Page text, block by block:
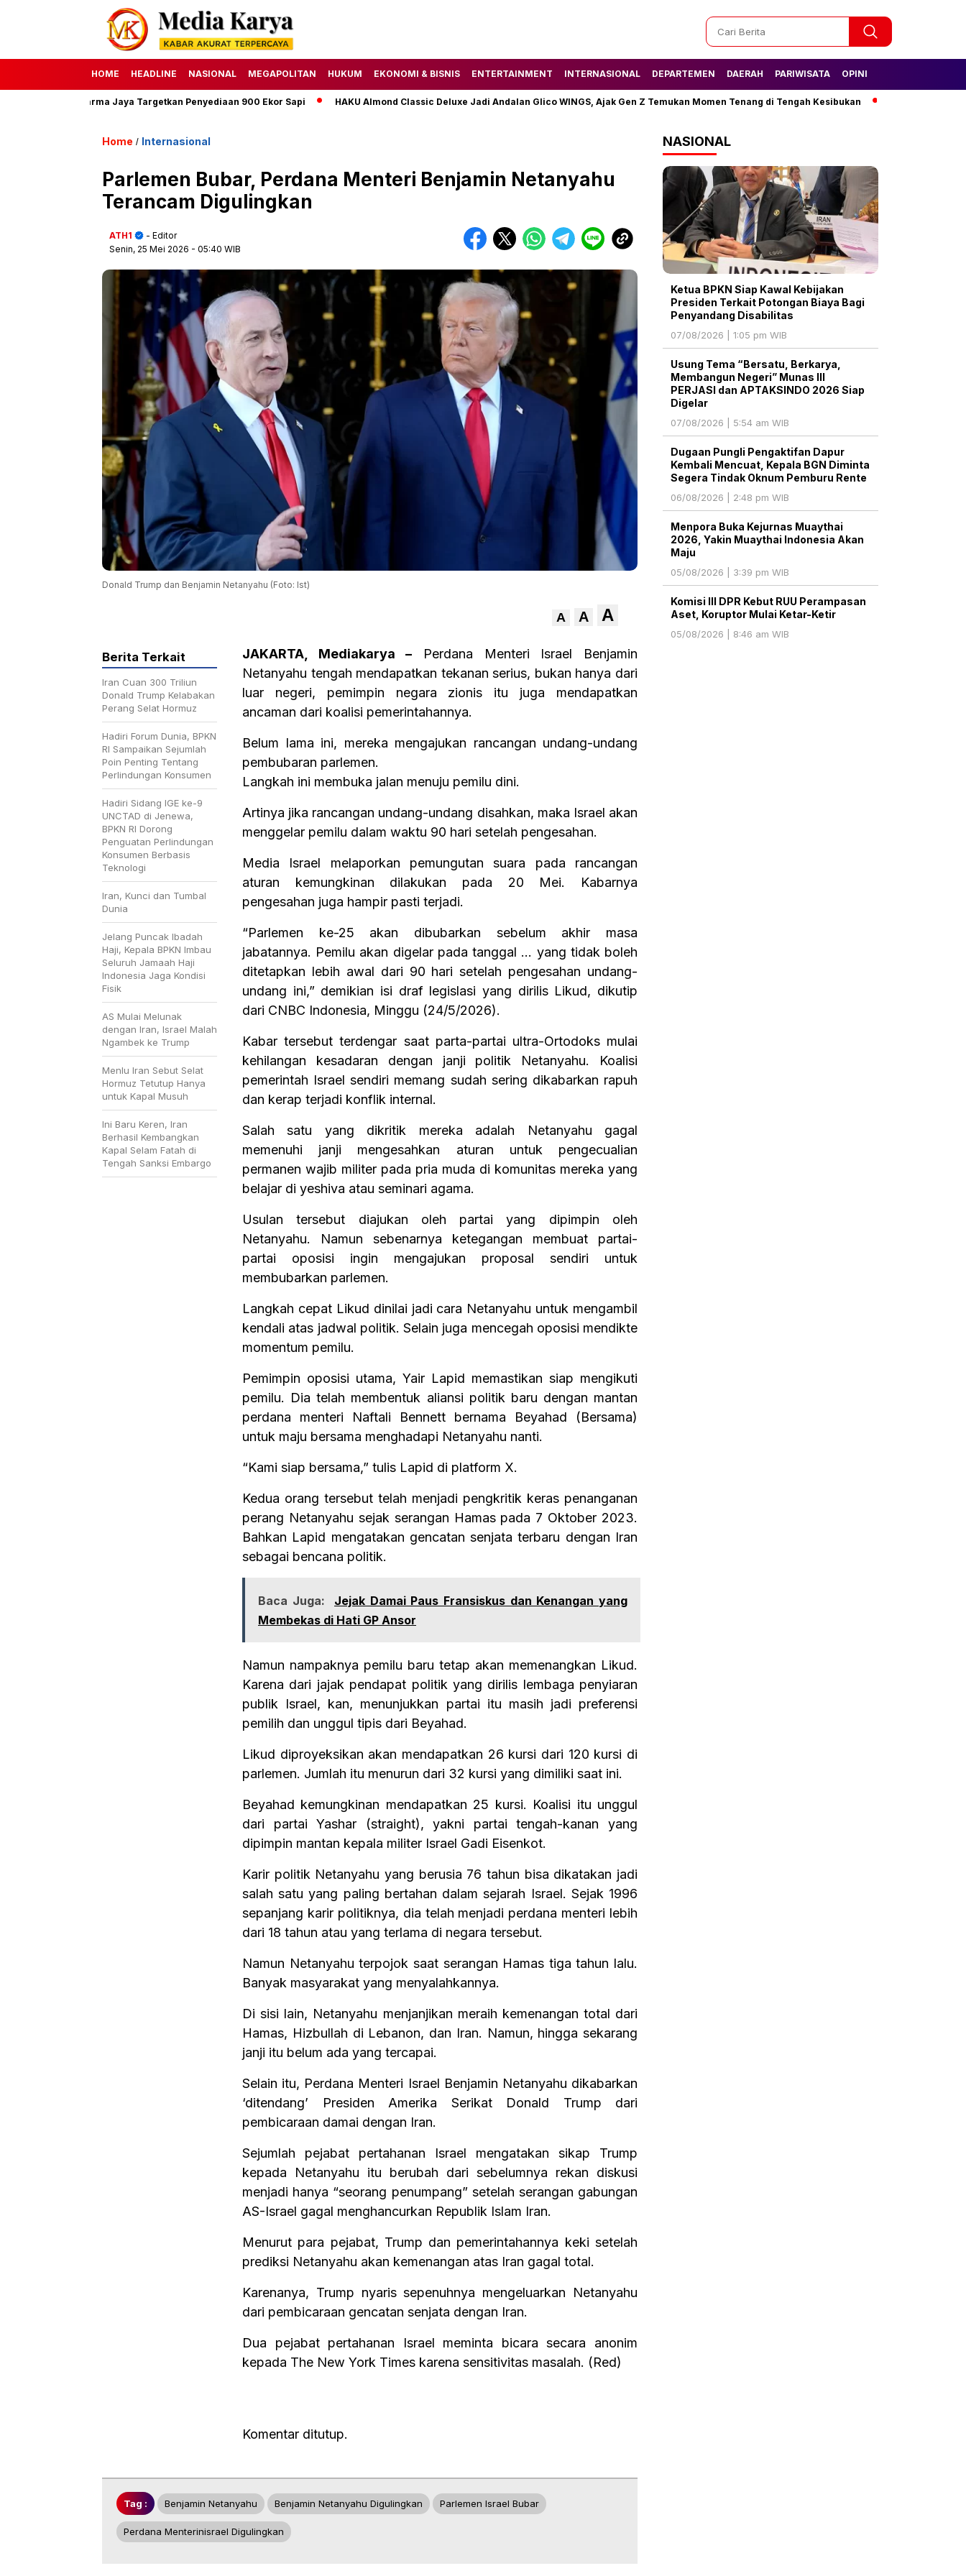
HOME HEADLINE NASIONAL MEGAPOLITAN HUKUM EKONOMI & BISNIS ENTERTAINMENT INTERNASIONAL DEPARTEMEN DAERAH PARIWISATA OPINI
Dharma Jaya Targetkan Penyediaan 900 Ekor Sapi HAKU Almond Classic Deluxe Jadi Andalan Glico WINGS, Ajak Gen Z Temukan Momen Tenang di Tengah Kesibukan Tak Lagi Kesulitan Air,
Home / Internasional
Parlemen Bubar, Perdana Menteri Benjamin Netanyahu
Terancam Digulingkan
ATH1
- Editor
Senin, 25 Mei 2026 - 05:40 WIB
Donald Trump dan Benjamin Netanyahu (Foto: Ist)
A A A
JAKARTA, Mediakarya – Perdana Menteri Israel Benjamin
Netanyahu tengah mendapatkan tekanan serius, bukan hanya dari
luar negeri, pemimpin negara zionis itu juga mendapatkan
ancaman dari koalisi pemerintahannya.
Belum lama ini, mereka mengajukan rancangan undang-undang
pembubaran parlemen.
Langkah ini membuka jalan menuju pemilu dini.
Artinya jika rancangan undang-undang disahkan, maka Israel akan
menggelar pemilu dalam waktu 90 hari setelah pengesahan.
Media Israel melaporkan pemungutan suara pada rancangan
aturan kemungkinan dilakukan pada 20 Mei. Kabarnya
pengesahan juga hampir pasti terjadi.
“Parlemen ke-25 akan dibubarkan sebelum akhir masa
jabatannya. Pemilu akan digelar pada tanggal … yang tidak boleh
ditetapkan lebih awal dari 90 hari setelah pengesahan undang-
undang ini,” demikian isi draf legislasi yang dirilis Likud, dikutip
dari CNBC Indonesia, Minggu (24/5/2026).
Kabar tersebut terdengar saat parta-partai ultra-Ortodoks mulai
kehilangan kesadaran dengan janji politik Netanyahu. Koalisi
pemerintah Israel sendiri memang sudah sering dikabarkan rapuh
dan kerap terjadi konflik internal.
Salah satu yang dikritik mereka adalah Netanyahu gagal
memenuhi janji mengesahkan aturan untuk pengecualian
permanen wajib militer pada pria muda di komunitas mereka yang
belajar di yeshiva atau seminari agama.
Usulan tersebut diajukan oleh partai yang dipimpin oleh
Netanyahu. Namun sebenarnya ketegangan membuat partai-
partai oposisi ingin mengajukan proposal sendiri untuk
membubarkan parlemen.
Langkah cepat Likud dinilai jadi cara Netanyahu untuk mengambil
kendali atas jadwal politik. Selain juga mencegah oposisi mendikte
momentum pemilu.
Pemimpin oposisi utama, Yair Lapid memastikan siap mengikuti
pemilu. Dia telah membentuk aliansi politik baru dengan mantan
perdana menteri Naftali Bennett bernama Beyahad (Bersama)
untuk maju bersama menghadapi Netanyahu nanti.
“Kami siap bersama,” tulis Lapid di platform X.
Kedua orang tersebut telah menjadi pengkritik keras penanganan
perang Netanyahu sejak serangan Hamas pada 7 Oktober 2023.
Bahkan Lapid mengatakan gencatan senjata terbaru dengan Iran
sebagai bencana politik.
Baca Juga:
Jejak Damai Paus Fransiskus dan Kenangan yang
Membekas di Hati GP Ansor
Namun nampaknya pemilu baru tetap akan memenangkan Likud.
Karena dari jajak pendapat politik yang dirilis lembaga penyiaran
publik Israel, kan, menunjukkan partai itu masih jadi preferensi
pemilih dan unggul tipis dari Beyahad.
Likud diproyeksikan akan mendapatkan 26 kursi dari 120 kursi di
parlemen. Jumlah itu menurun dari 32 kursi yang dimiliki saat ini.
Beyahad kemungkinan mendapatkan 25 kursi. Koalisi itu unggul
dari partai Yashar (straight), yakni partai tengah-kanan yang
dipimpin mantan kepala militer Israel Gadi Eisenkot.
Karir politik Netanyahu yang berusia 76 tahun bisa dikatakan jadi
salah satu yang paling bertahan dalam sejarah Israel. Sejak 1996
sepanjang karir politiknya, dia telah menjadi perdana menteri lebih
dari 18 tahun atau yang terlama di negara tersebut.
Namun Netanyahu terpojok saat serangan Hamas tiga tahun lalu.
Banyak masyarakat yang menyalahkannya.
Di sisi lain, Netanyahu menjanjikan meraih kemenangan total dari
Hamas, Hizbullah di Lebanon, dan Iran. Namun, hingga sekarang
janji itu belum ada yang tercapai.
Selain itu, Perdana Menteri Israel Benjamin Netanyahu dikabarkan
‘ditendang’ Presiden Amerika Serikat Donald Trump dari
pembicaraan damai dengan Iran.
Sejumlah pejabat pertahanan Israel mengatakan sikap Trump
kepada Netanyahu itu berubah dari sebelumnya rekan diskusi
menjadi hanya “seorang penumpang” setelah serangan gabungan
AS-Israel gagal menghancurkan Republik Islam Iran.
Menurut para pejabat, Trump dan pemerintahannya keki setelah
prediksi Netanyahu akan kemenangan atas Iran gagal total.
Karenanya, Trump nyaris sepenuhnya mengeluarkan Netanyahu
dari pembicaraan gencatan senjata dengan Iran.
Dua pejabat pertahanan Israel meminta bicara secara anonim
kepada The New York Times karena sensitivitas masalah. (Red)
Komentar ditutup.
Berita Terkait
Iran Cuan 300 Triliun
Donald Trump Kelabakan
Perang Selat Hormuz
Hadiri Forum Dunia, BPKN
RI Sampaikan Sejumlah
Poin Penting Tentang
Perlindungan Konsumen
Hadiri Sidang IGE ke-9
UNCTAD di Jenewa,
BPKN RI Dorong
Penguatan Perlindungan
Konsumen Berbasis
Teknologi
Iran, Kunci dan Tumbal
Dunia
Jelang Puncak Ibadah
Haji, Kepala BPKN Imbau
Seluruh Jamaah Haji
Indonesia Jaga Kondisi
Fisik
AS Mulai Melunak
dengan Iran, Israel Malah
Ngambek ke Trump
Menlu Iran Sebut Selat
Hormuz Tetutup Hanya
untuk Kapal Musuh
Ini Baru Keren, Iran
Berhasil Kembangkan
Kapal Selam Fatah di
Tengah Sanksi Embargo
Tag : Benjamin Netanyahu Benjamin Netanyahu Digulingkan Parlemen Israel Bubar
Perdana Menterinisrael Digulingkan
NASIONAL
Ketua BPKN Siap Kawal Kebijakan
Presiden Terkait Potongan Biaya Bagi
Penyandang Disabilitas
07/08/2026 | 1:05 pm WIB
Usung Tema “Bersatu, Berkarya,
Membangun Negeri” Munas III
PERJASI dan APTAKSINDO 2026 Siap
Digelar
07/08/2026 | 5:54 am WIB
Dugaan Pungli Pengaktifan Dapur
Kembali Mencuat, Kepala BGN Diminta
Segera Tindak Oknum Pemburu Rente
06/08/2026 | 2:48 pm WIB
Menpora Buka Kejurnas Muaythai
2026, Yakin Muaythai Indonesia Akan
Maju
05/08/2026 | 3:39 pm WIB
Komisi III DPR Kebut RUU Perampasan
Aset, Koruptor Mulai Ketar-Ketir
05/08/2026 | 8:46 am WIB